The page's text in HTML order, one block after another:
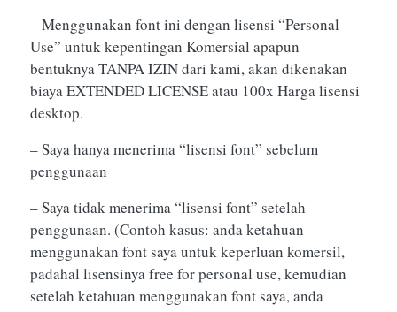
– Menggunakan font ini dengan lisensi “Personal
Use” untuk kepentingan Komersial apapun
bentuknya TANPA IZIN dari kami, akan dikenakan
biaya EXTENDED LICENSE atau 100x Harga lisensi
desktop.
– Saya hanya menerima “lisensi font” sebelum
penggunaan
– Saya tidak menerima “lisensi font” setelah
penggunaan. (Contoh kasus: anda ketahuan
menggunakan font saya untuk keperluan komersil,
padahal lisensinya free for personal use, kemudian
setelah ketahuan menggunakan font saya, anda